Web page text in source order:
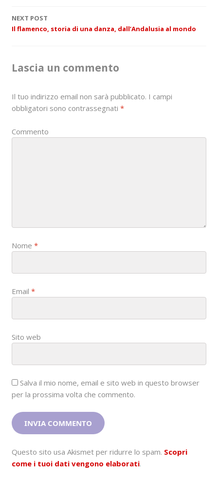
s
n
v
g
NEXT POST
Il flamenco, storia di una danza, dall’Andalusia al mondo
Lascia un commento
Il tuo indirizzo email non sarà pubblicato. I campi
obbligatori sono contrassegnati *
Commento
Nome *
Email *
Sito web
Salva il mio nome, email e sito web in questo browser
per la prossima volta che commento.
Questo sito usa Akismet per ridurre lo spam. Scopri
come i tuoi dati vengono elaborati.